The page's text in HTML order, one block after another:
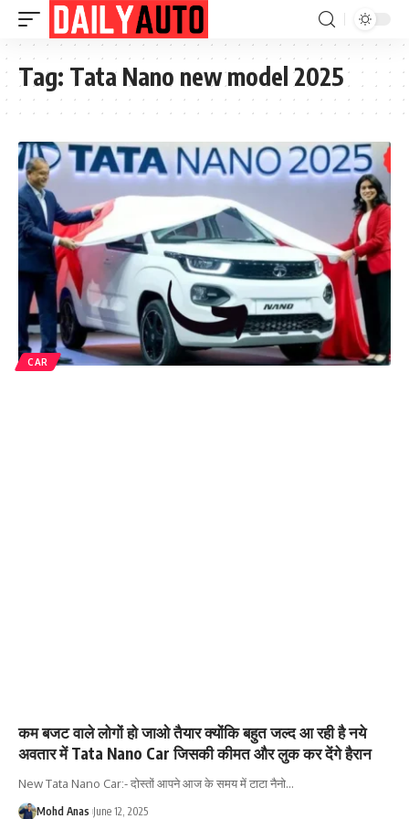
Tag: Tata Nano new model 2025
CAR
कम बजट वाले लोगों हो जाओ तैयार क्योंकि बहुत जल्द आ रही है नये
अवतार में Tata Nano Car जिसकी कीमत और लुक कर देंगे हैरान
New Tata Nano Car:- दोस्तों आपने आज के समय में टाटा नैनो…
Mohd Anas June 12, 2025